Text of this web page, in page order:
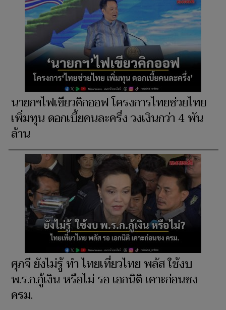
นายกฯไฟเขียวคิกออฟ โครงการไทยช่วยไทย
เพิ่มทุน ดอกเบี้ยคนละครึ่ง วงเงินกว่า 4 พัน
ล้าน
ศุภจี ยังไม่รู้ ทำ ไทยเที่ยวไทย พลัส ใช้งบ
พ.ร.ก.กู้เงิน หรือไม่ รอ เอกนิติ เคาะก่อนชง
ครม.